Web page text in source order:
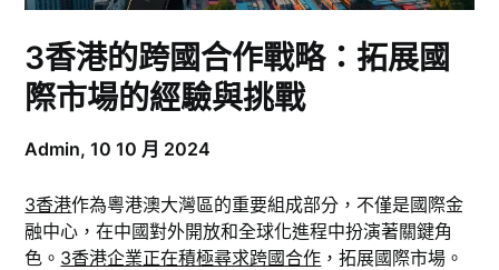
3香港的跨國合作戰略：拓展國
際市場的經驗與挑戰
Admin,10 10 月 2024
3香港作為粵港澳大灣區的重要組成部分，不僅是國際金
融中心，在中國對外開放和全球化進程中扮演著關鍵角
色。 3香港企業正在積極尋求跨國合作 ，拓展國際市場。